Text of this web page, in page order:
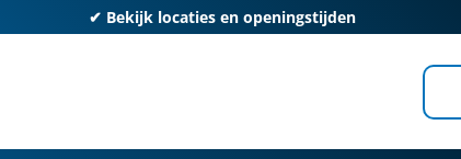
✔ Bekijk locaties en openingstijden